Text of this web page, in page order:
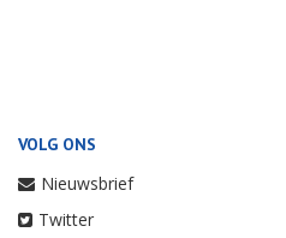
VOLG ONS
Nieuwsbrief
Twitter